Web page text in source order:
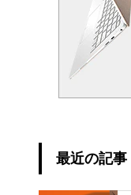
最近の記事